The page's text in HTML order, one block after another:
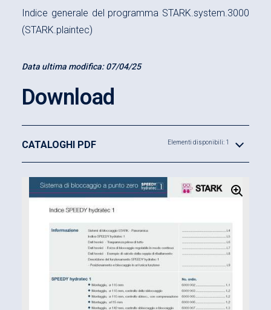
Indice generale del programma STARK.system.3000
(STARK.plaintec)
Data ultima modifica:07/04/25
Download
CATALOGHI PDF Elementi disponibili: 1